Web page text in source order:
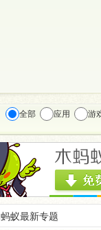
全部 应用 游
蚁最新专题